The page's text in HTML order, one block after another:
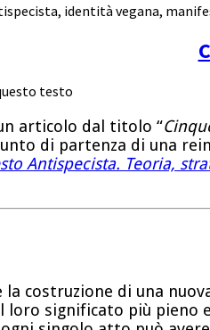
, identità vegana,
testo
articolo dal titolo “
di partenza di una
Antispecista. Teoria,
costruzione di una
significato più